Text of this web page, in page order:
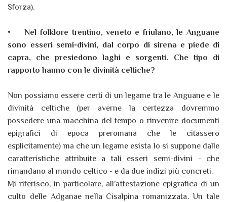
Sforza).
•
Nel folklore trentino, veneto e friulano, le Anguane
sono esseri semi-divini, dal corpo di sirena e piede di
capra, che presiedono laghi e sorgenti. Che tipo di
rapporto hanno con le divinità celtiche?
Non possiamo essere certi di un legame tra le Anguane e le
divinità celtiche (per averne la certezza dovremmo
possedere una macchina del tempo o rinvenire documenti
epigrafici di epoca preromana che le citassero
esplicitamente) ma che un legame esista lo si suppone dalle
caratteristiche attribuite a tali esseri semi-divini - che
rimandano al mondo celtico - e da due indizi più concreti.
Mi riferisco, in particolare, all’attestazione epigrafica di un
culto delle Adganae nella Cisalpina romanizzata. Un tale